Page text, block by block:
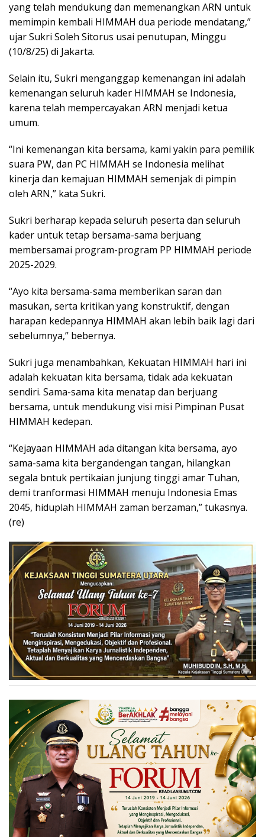
yang telah mendukung dan memenangkan ARN untuk
memimpin kembali HIMMAH dua periode mendatang,”
ujar Sukri Soleh Sitorus usai penutupan, Minggu
(10/8/25) di Jakarta.
Selain itu, Sukri menganggap kemenangan ini adalah
kemenangan seluruh kader HIMMAH se Indonesia,
karena telah mempercayakan ARN menjadi ketua
umum.
“Ini kemenangan kita bersama, kami yakin para pemilik
suara PW, dan PC HIMMAH se Indonesia melihat
kinerja dan kemajuan HIMMAH semenjak di pimpin
oleh ARN,” kata Sukri.
Sukri berharap kepada seluruh peserta dan seluruh
kader untuk tetap bersama-sama berjuang
membersamai program-program PP HIMMAH periode
2025-2029.
“Ayo kita bersama-sama memberikan saran dan
masukan, serta kritikan yang konstruktif, dengan
harapan kedepannya HIMMAH akan lebih baik lagi dari
sebelumnya,” bebernya.
Sukri juga menambahkan, Kekuatan HIMMAH hari ini
adalah kekuatan kita bersama, tidak ada kekuatan
sendiri. Sama-sama kita menatap dan berjuang
bersama, untuk mendukung visi misi Pimpinan Pusat
HIMMAH kedepan.
“Kejayaan HIMMAH ada ditangan kita bersama, ayo
sama-sama kita bergandengan tangan, hilangkan
segala bntuk pertikaian junjung tinggi amar Tuhan,
demi tranformasi HIMMAH menuju Indonesia Emas
2045, hiduplah HIMMAH zaman berzaman,” tukasnya.
(re)